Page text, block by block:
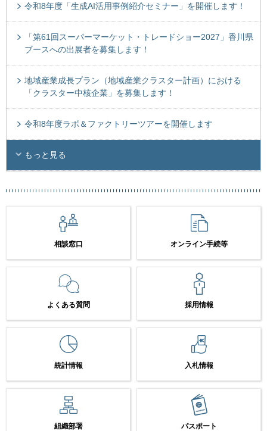
令和8年度「生成AI活用事例紹介セミナー」を開催します！
「第61回スーパーマーケット・トレードショー2027」香川県
ブースへの出展者を募集します！
地域産業成長プラン（地域産業クラスター計画）における
「クラスター中核企業」を募集します！
令和8年度ラボ＆ファクトリーツアーを開催します
もっと見る
相談窓口 オンライン手続等
よくある質問 採用情報
統計情報 入札情報
組織部署 パスポート